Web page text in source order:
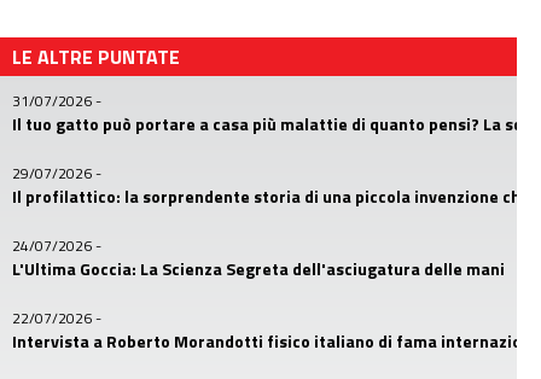
LE ALTRE PUNTATE
31/07/2026-
Il tuo gatto può portare a casa più malattie di quanto pensi? La
29/07/2026-
Il profilattico: la sorprendente storia di una piccola invenzione
24/07/2026-
L'Ultima Goccia: La Scienza Segreta dell'asciugatura delle mani
22/07/2026-
Intervista a Roberto Morandotti fisico italiano di fama